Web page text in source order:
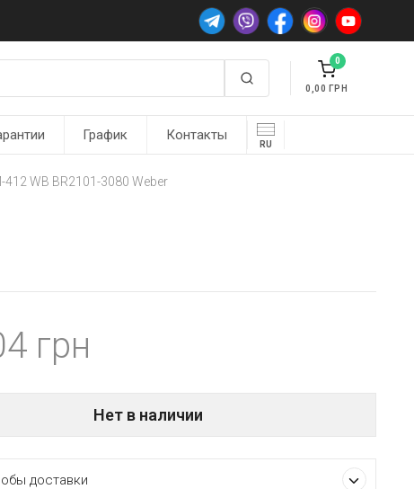
0
0,00
График Контакты
RU
WB BR2101-3080 Weber
Нет в наличии
доставки